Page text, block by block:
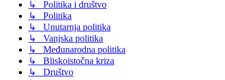
↳ Politika i društvo
↳ Politika
↳ Unutarnja politika
↳ Vanjska politika
↳ Međunarodna politika
↳ Bliskoistočna kriza
↳ Društvo